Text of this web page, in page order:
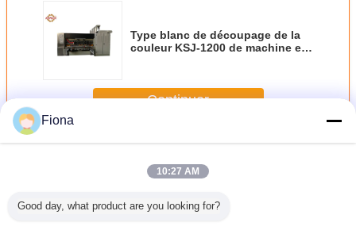
Type blanc de découpage de la
couleur KSJ-1200 de machine en
Continuer
PlusMachine d'impression ondulée de boîte
Fiona
10:27 AM
Good day, what product are you looking for?